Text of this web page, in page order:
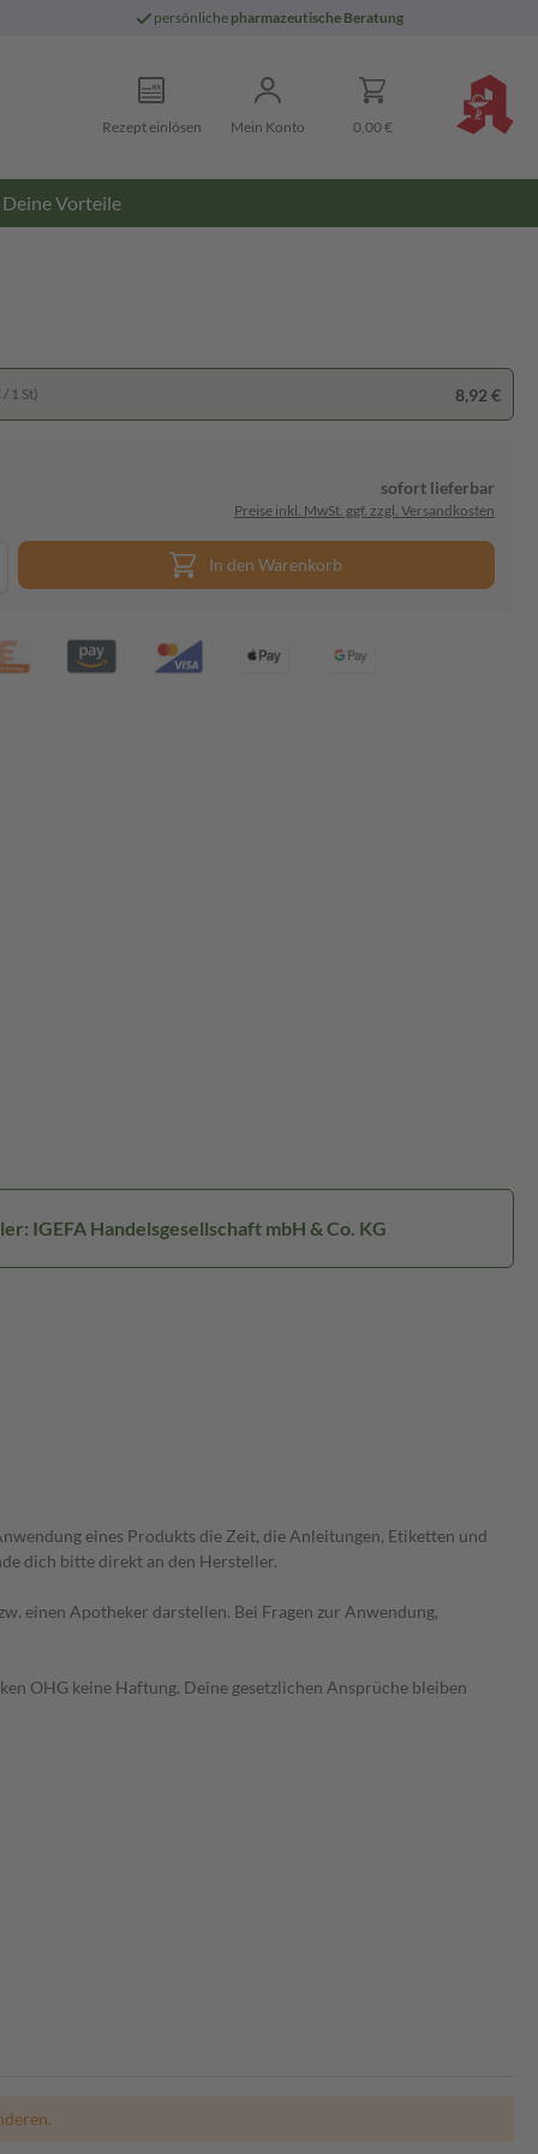
persönliche pharmazeutische Beratung
Rezept einlösen Mein Konto 0,00 €
Deine Vorteile
1 St) 8,92 €
sofort lieferbar
Preise inkl. MwSt. ggf. zzgl. Versandkosten
In den Warenkorb
IGEFA Handelsgesellschaft mbH & Co. KG
eines Produkts die Zeit, die Anleitungen, Etiketten und
dich bitte direkt an den Hersteller.
einen Apotheker darstellen. Bei Fragen zur Anwendung,
OHG keine Haftung. Deine gesetzlichen Ansprüche bleiben